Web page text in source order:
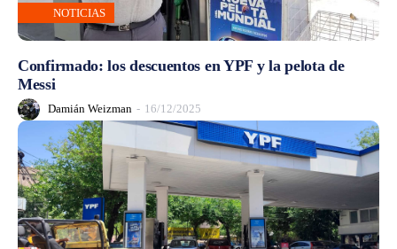
NOTICIAS
Confirmado: los descuentos en YPF y la pelota de
Messi
Damián Weizman - 16/12/2025